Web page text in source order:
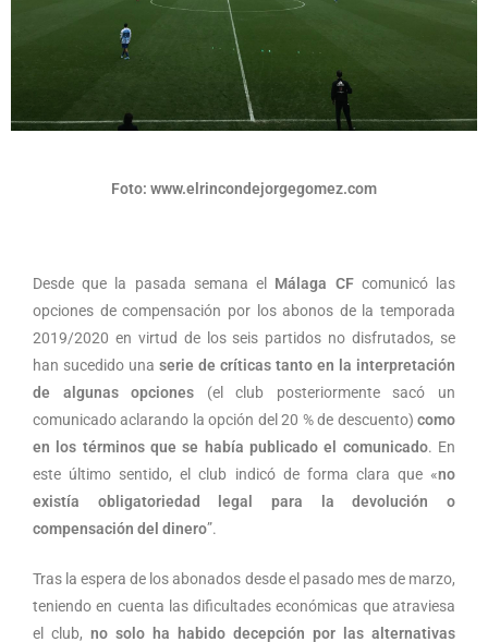
Foto: www.elrincondejorgegomez.com
Desde que la pasada semana el Málaga CFcomunicó las
opciones de compensación por los abonos de la temporada
2019/2020 en virtud de los seis partidos no disfrutados, se
han sucedido una serie de críticas tanto en la interpretación
de algunas opciones (el club posteriormente sacó un
comunicado aclarando la opción del 20 % de descuento) como
en los términos que se había publicado el comunicado. En
este último sentido, el club indicó de forma clara que «no
existía obligatoriedad legal para la devolución o
compensación del dinero”.
Tras la espera de los abonados desde el pasado mes de marzo,
teniendo en cuenta las dificultades económicas que atraviesa
el club, no solo ha habido decepción por las alternativas